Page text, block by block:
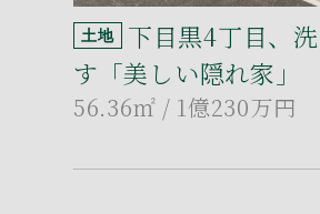
土地
下目黒4丁目、
す「美しい隠れ家」
56.36㎡ / 1億230万円